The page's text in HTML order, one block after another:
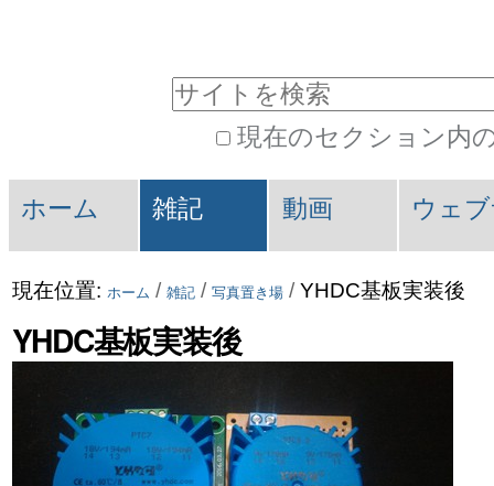
ツ
飛
ぶ
|
ル
ー
ル
現在のセクション内
細
セ
シ
ョ
ン
ホーム 雑記 動画 ウェ
現在位置: ホーム / 雑記 / 写真置き場 / YHDC基板実装後
YHDC基板実装後